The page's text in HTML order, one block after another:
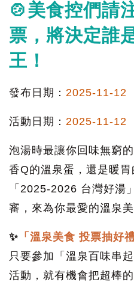
🍲美食控們請
票，將決定誰
王！
發布日期： 2025-11-12
活動日期： 2025-11-12
泡湯時最讓你回味無窮
香Q的溫泉蛋，還是暖胃
「2025-2026 台灣好湯
審，來為你最愛的溫泉
✨ 「溫泉美食 投票抽好
只要參加「溫泉百味串
活動，就有機會把超棒的